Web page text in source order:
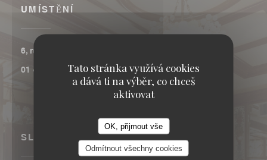
Tato stránka využívá cookies
a dává ti na výběr, co chceš
aktivovat
OK, přijmout vše
Odmítnout všechny cookies
UMÍSTĚNÍ
6, rue Coquillière 75001 Paris
01 40 13 77 00
SLEDUJTE NÁS